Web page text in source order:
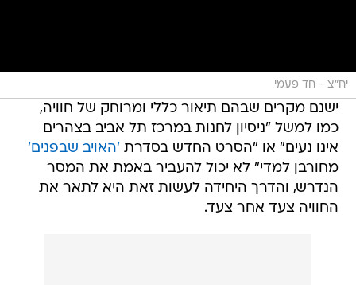
יח"צ - חד פעמי
ישנם מקרים שבהם תיאור כללי ומרוחק של חוויה,
כמו למשל "ניסיון לחנות במרכז תל אביב בצהרים
אינו נעים" או "הסרט החדש בסדרת'האויב שבפנים'
מחורבן למדי" לא יכול להעביר באמת את המסר
הנדרש, והדרך היחידה לעשות זאת היא לתאר את
החוויה צעד אחר צעד.